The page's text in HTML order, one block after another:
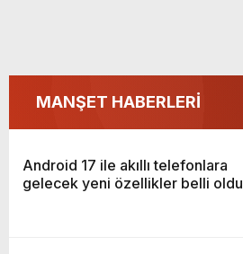
MANŞET HABERLERİ
Android 17 ile akıllı telefonlara
gelecek yeni özellikler belli oldu